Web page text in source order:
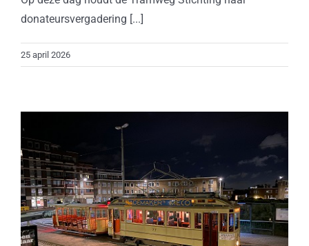
donateursvergadering [...]
25 april 2026